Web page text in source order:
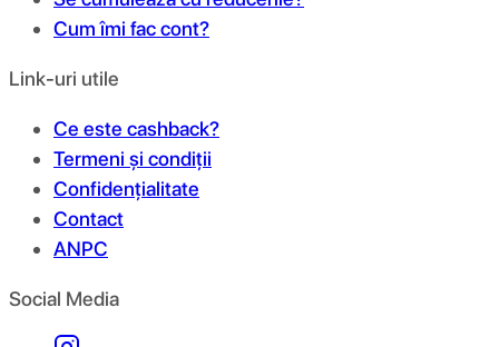
Cum îmi fac cont?
Link-uri utile
Ce este cashback?
Termeni și condiții
Confidențialitate
Contact
ANPC
Social Media